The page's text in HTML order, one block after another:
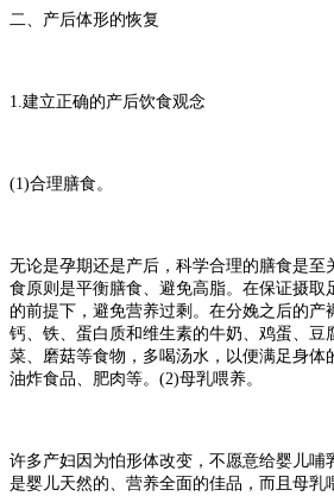
二、产后体形的恢复
1.建立正确的产后饮食观念
(1)合理膳食。
无论是孕期还是产后，科学合理的膳食是至
食原则是平衡膳食、避免高脂。在保证摄取
的前提下，避免营养过剩。在分娩之后的产
钙、铁、蛋白质和维生素的牛奶、鸡蛋、豆
菜、磨菇等食物，多喝汤水，以便满足身体
油炸食品、肥肉等。 (2)母乳喂养。
许多产妇因为怕形体改变，不愿意给婴儿哺
是婴儿天然的、营养全面的佳品，而且母乳